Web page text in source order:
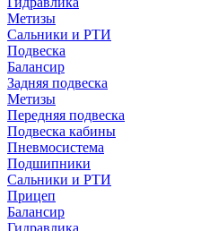
Метизы
Сальники и РТИ
Подвеска
Балансир
Задняя подвеска
Метизы
Передняя подвеска
Подвеска кабины
Пневмосистема
Подшипники
Сальники и РТИ
Прицеп
Балансир
Гидравлика